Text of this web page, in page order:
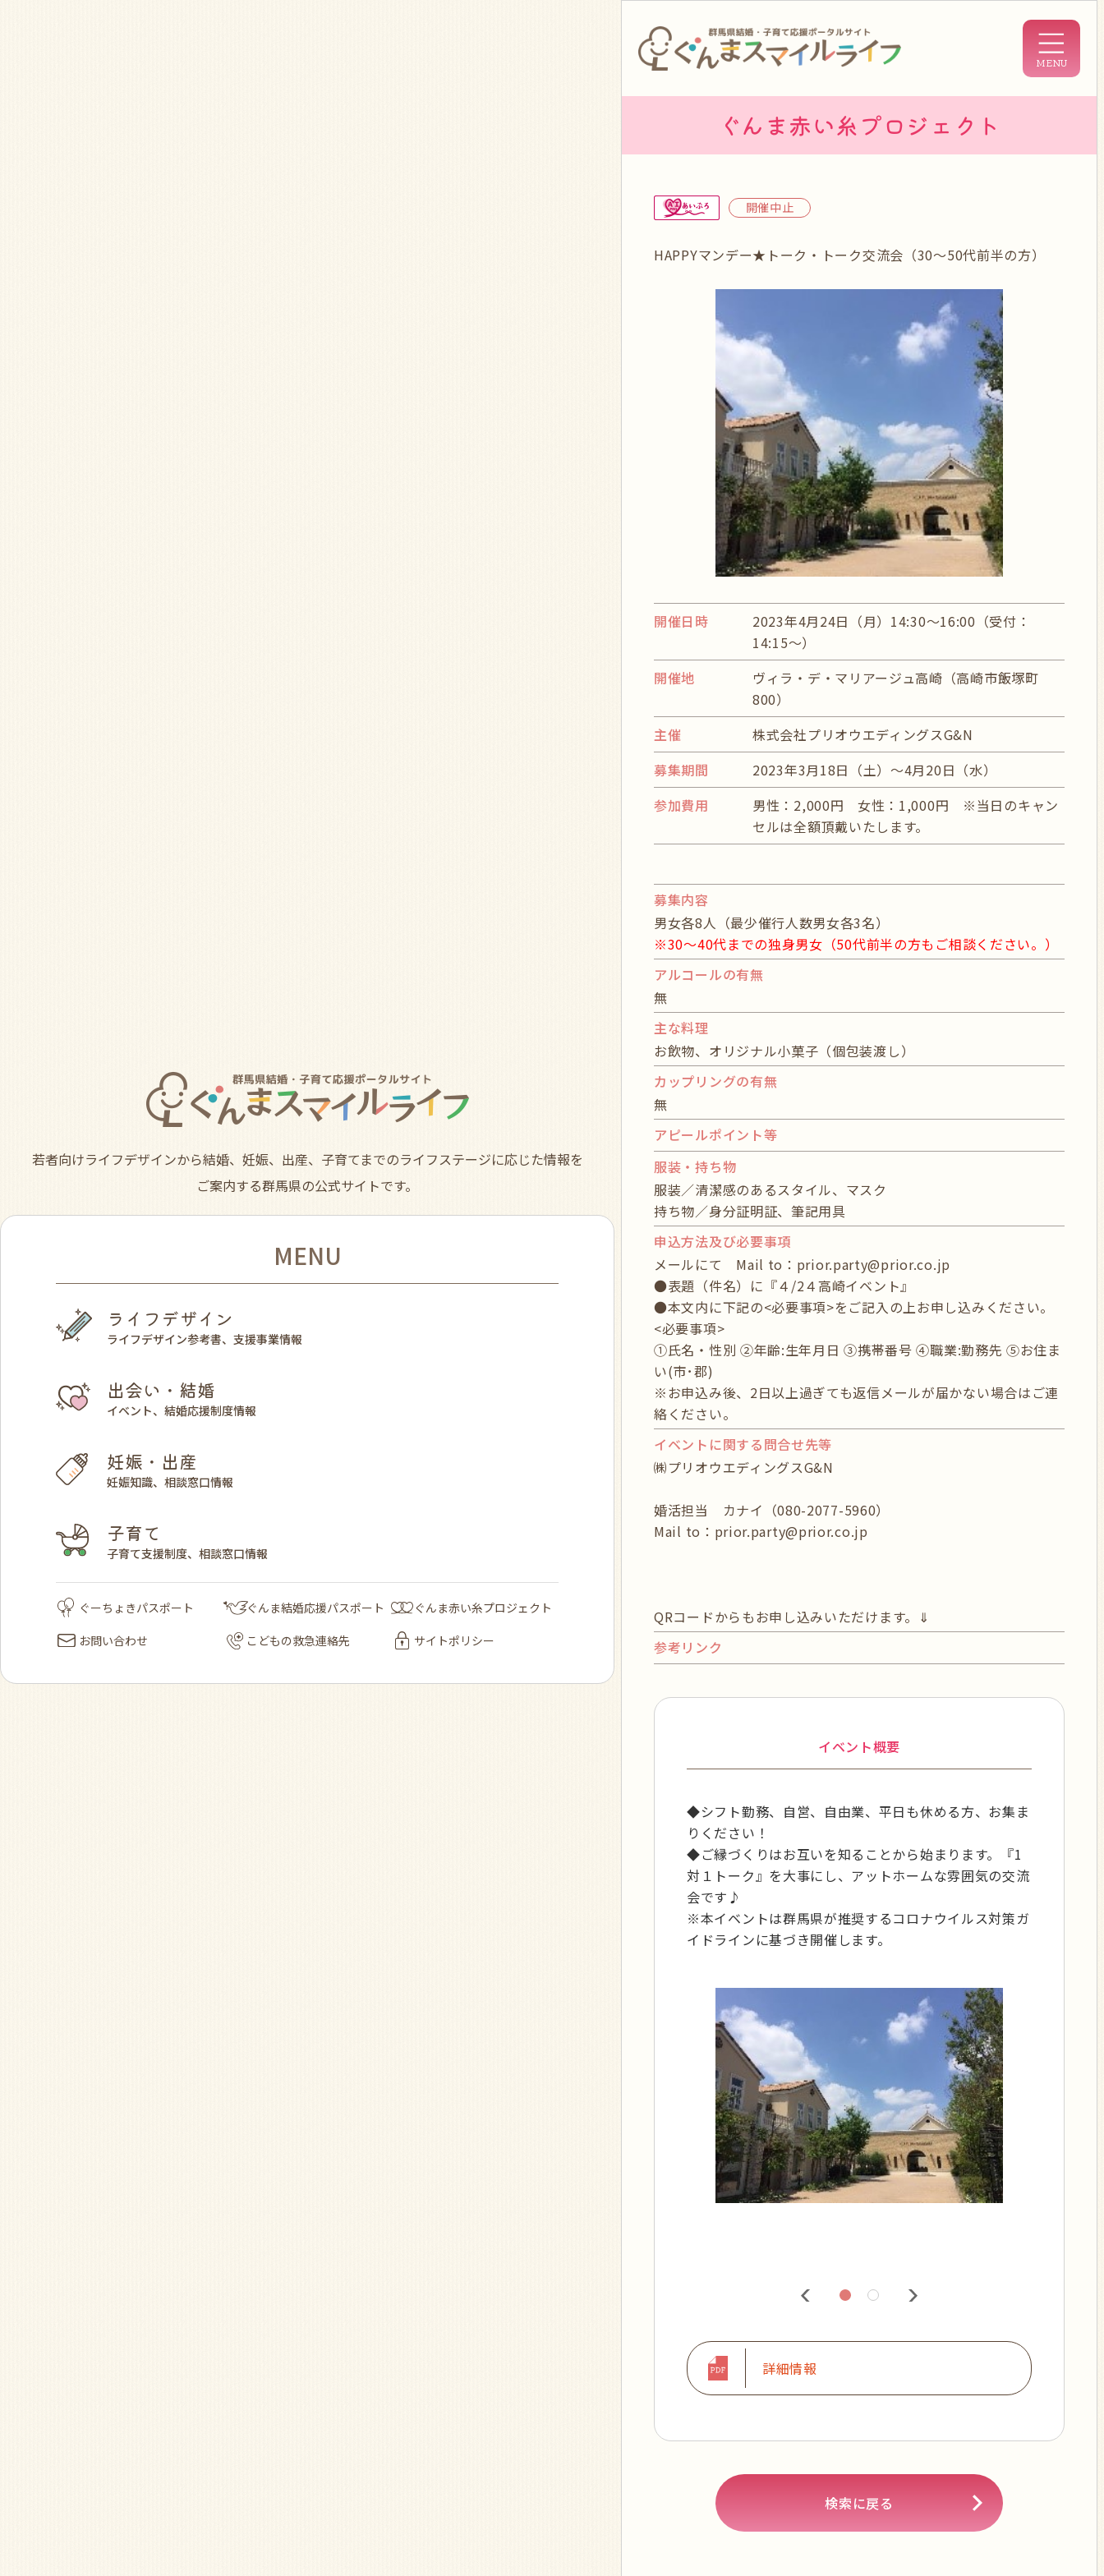
若者向けライフデザインから結婚、妊娠、出産、子育てまでのライフステージに応じた情報を
ご案内する群馬県の公式サイトです。
MENU
ライフデザイン
ライフデザイン参考書、支援事業情報
出会い・結婚
イベント、結婚応援制度情報
妊娠・出産
妊娠知識、相談窓口情報
子育て
子育て支援制度、相談窓口情報
ぐーちょきパスポート ぐんま結婚応援パスポート
ぐんま赤い糸プロジェクト
お問い合わせ
こどもの救急連絡先 サイトポリシー
ぐんま赤い糸プロジェクト
開催中止
HAPPYマンデー★トーク・トーク交流会（30～50代前半の方）
開催日時
2023年4月24日（月）14:30～16:00（受付：
14:15～）
開催地
ヴィラ・デ・マリアージュ高崎（高崎市飯塚町
800）
主催
株式会社プリオウエディングスG&N
募集期間
2023年3月18日（土）～4月20日（水）
参加費用
男性：2,000円 女性：1,000円 ※当日のキャン
セルは全額頂戴いたします。
募集内容
男女各8人（最少催行人数男女各3名）
※30～40代までの独身男女（50代前半の方もご相談ください。）
アルコールの有無
無
主な料理
お飲物、オリジナル小菓子（個包装渡し）
カップリングの有無
無
アピールポイント等
服装・持ち物
服装／清潔感のあるスタイル、マスク
持ち物／身分証明証、筆記用具
申込方法及び必要事項
メールにて Mail to：prior.party@prior.co.jp
●表題（件名）に『４/2４高崎イベント』
●本文内に下記の<必要事項>をご記入の上お申し込みください。
<必要事項>
①氏名・性別 ②年齢:生年月日 ③携帯番号 ④職業:勤務先 ⑤お住ま
い(市･郡)
※お申込み後、2日以上過ぎても返信メールが届かない場合はご連
絡ください。
イベントに関する問合せ先等
㈱プリオウエディングスG&N
婚活担当 カナイ（080-2077-5960）
Mail to：prior.party@prior.co.jp
QRコードからもお申し込みいただけます。⇓
参考リンク
イベント概要
◆シフト勤務、自営、自由業、平日も休める方、お集ま
りください！
◆ご縁づくりはお互いを知ることから始まります。『1
対１トーク』を大事にし、アットホームな雰囲気の交流
会です♪
※本イベントは群馬県が推奨するコロナウイルス対策ガ
イドラインに基づき開催します。
詳細情報
検索に戻る